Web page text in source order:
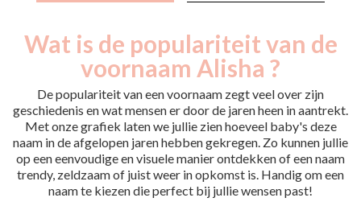
Wat is de populariteit van de
voornaam Alisha ?
De populariteit van een voornaam zegt veel over zijn
geschiedenis en wat mensen er door de jaren heen in aantrekt.
Met onze grafiek laten we jullie zien hoeveel baby's deze
naam in de afgelopen jaren hebben gekregen. Zo kunnen jullie
op een eenvoudige en visuele manier ontdekken of een naam
trendy, zeldzaam of juist weer in opkomst is. Handig om een
naam te kiezen die perfect bij jullie wensen past!
Année
Nouveaux-
nés
2010
10
2011
10
2012
6
2013
6
2014
5
2015
14
5